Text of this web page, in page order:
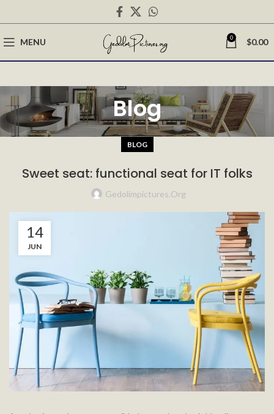
MENU 0 $0.00
Blog
BLOG
Sweet seat: functional seat for IT folks
Gedolimpictures.org
14
JUN